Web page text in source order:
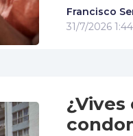
Francisco
31/7/2026
¿Vives